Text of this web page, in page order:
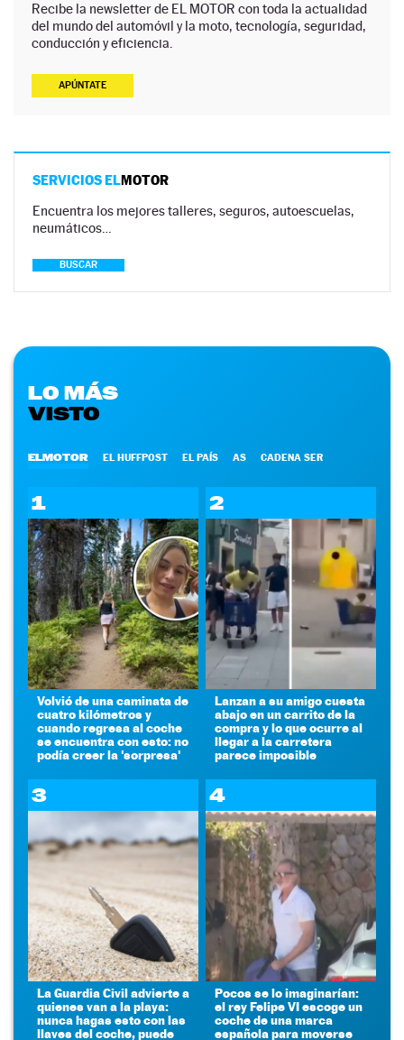
Recibe la newsletter de EL MOTOR con toda la actualidad
del mundo del automóvil y la moto, tecnología, seguridad,
conducción y eficiencia.
APÚNTATE
SERVICIOS ELMOTOR
Encuentra los mejores talleres, seguros, autoescuelas,
neumáticos…
BUSCAR
LO MÁS
VISTO
ELMOTOR EL HUFFPOST EL PAÍS AS CADENA SER
1
Volvió de una caminata de
cuatro kilómetros y
cuando regresa al coche
se encuentra con esto: no
podía creer la 'sorpresa'
2
Lanzan a su amigo cuesta
abajo en un carrito de la
compra y lo que ocurre al
llegar a la carretera
parece imposible
3
La Guardia Civil advierte a
quienes van a la playa:
nunca hagas esto con las
llaves del coche, puede
4
Pocos se lo imaginarían:
el rey Felipe VI escoge un
coche de una marca
española para moverse